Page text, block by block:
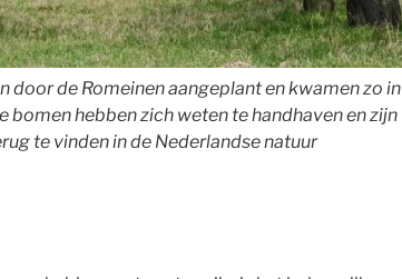
door de Romeinen aangeplant en kwamen zo in
bomen hebben zich weten te handhaven en zijn
te vinden in de Nederlandse natuur